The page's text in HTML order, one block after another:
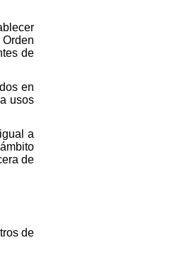
den
de
en
usos
a
de
de